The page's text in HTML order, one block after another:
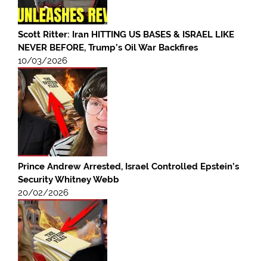
Scott Ritter: Iran HITTING US BASES & ISRAEL LIKE
NEVER BEFORE, Trump’s Oil War Backfires
10/03/2026
Prince Andrew Arrested, Israel Controlled Epstein’s
Security Whitney Webb
20/02/2026